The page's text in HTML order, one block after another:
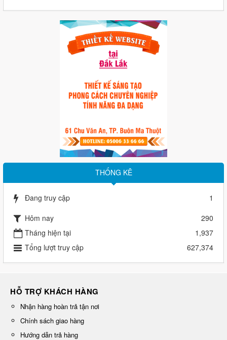
THỐNG KÊ
Đang truy cập
1
Hôm nay
290
Tháng hiện tại
1,937
Tổng lượt truy cập
627,374
HỖ TRỢ KHÁCH HÀNG
Nhận hàng hoàn trả tận nơi
Chính sách giao hàng
Hướng dẫn trả hàng